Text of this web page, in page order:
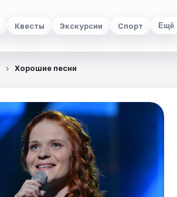
Квесты Экскурсии Спорт Ещё
Хорошие песни